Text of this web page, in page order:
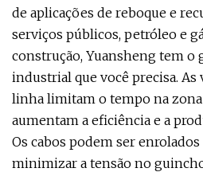
de aplicações de reboque e
serviços públicos, petróleo e
construção, Yuansheng tem
industrial que você precisa. As
linha limitam o tempo na
aumentam a eficiência e a
Os cabos podem ser
minimizar a tensão no